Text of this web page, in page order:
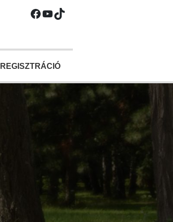
Facebook
YouTube
TikTok
REGISZTRÁCIÓ